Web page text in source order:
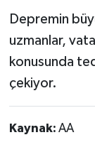
Depremin
uzmanlar,
konusunda
çekiyor.
Kaynak: AA